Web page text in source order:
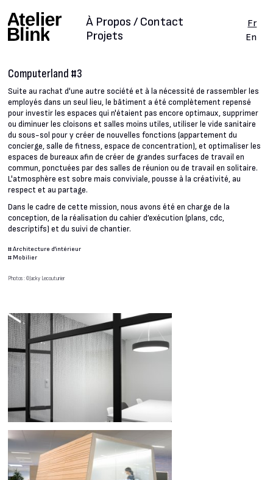
Projets
À Propos / Contact
Fr
En
Computerland #3
Suite au rachat d'une autre société et à la nécessité de rassembler les
employés dans un seul lieu, le bâtiment a été complètement repensé
pour investir les espaces qui n'étaient pas encore optimaux, supprimer
ou diminuer les cloisons et salles moins utiles, utiliser le vide sanitaire
du sous-sol pour y créer de nouvelles fonctions (appartement du
concierge, salle de fitness, espace de concentration), et optimaliser les
espaces de bureaux afin de créer de grandes surfaces de travail en
commun, ponctuées par des salles de réunion ou de travail en solitaire.
L'atmosphère est sobre mais conviviale, pousse à la créativité, au
respect et au partage.
Dans le cadre de cette mission, nous avons été en charge de la
conception, de la réalisation du cahier d’exécution (plans, cdc,
descriptifs) et du suivi de chantier.
#Architecture d'intérieur
# Mobilier
Photos : ©Jacky Lecouturier